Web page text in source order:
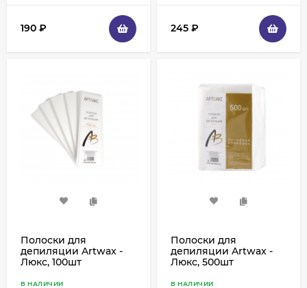
190 ₽ 245 ₽
Полоски для
депиляции Artwax -
Люкс, 100шт
В НАЛИЧИИ
Полоски для
депиляции Artwax -
Люкс, 500шт
В НАЛИЧИИ